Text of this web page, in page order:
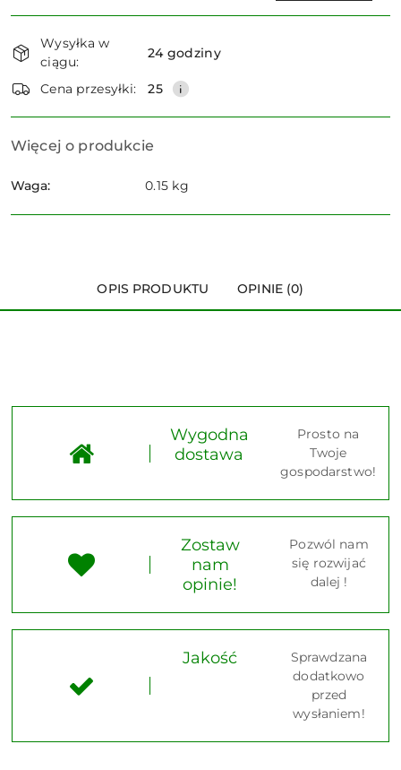
i
dostawa
Wysyłka w
ciągu:
24 godziny
Cena przesyłki: 25
Więcej o produkcie
Waga: 0.15 kg
OPIS PRODUKTU OPINIE (0)
Wygodna
dostawa
Prosto na
Twoje
gospodarstwo!
Zostaw
nam
opinie!
Pozwól nam
się rozwijać
dalej !
Jakość
Sprawdzana
dodatkowo
przed
wysłaniem!